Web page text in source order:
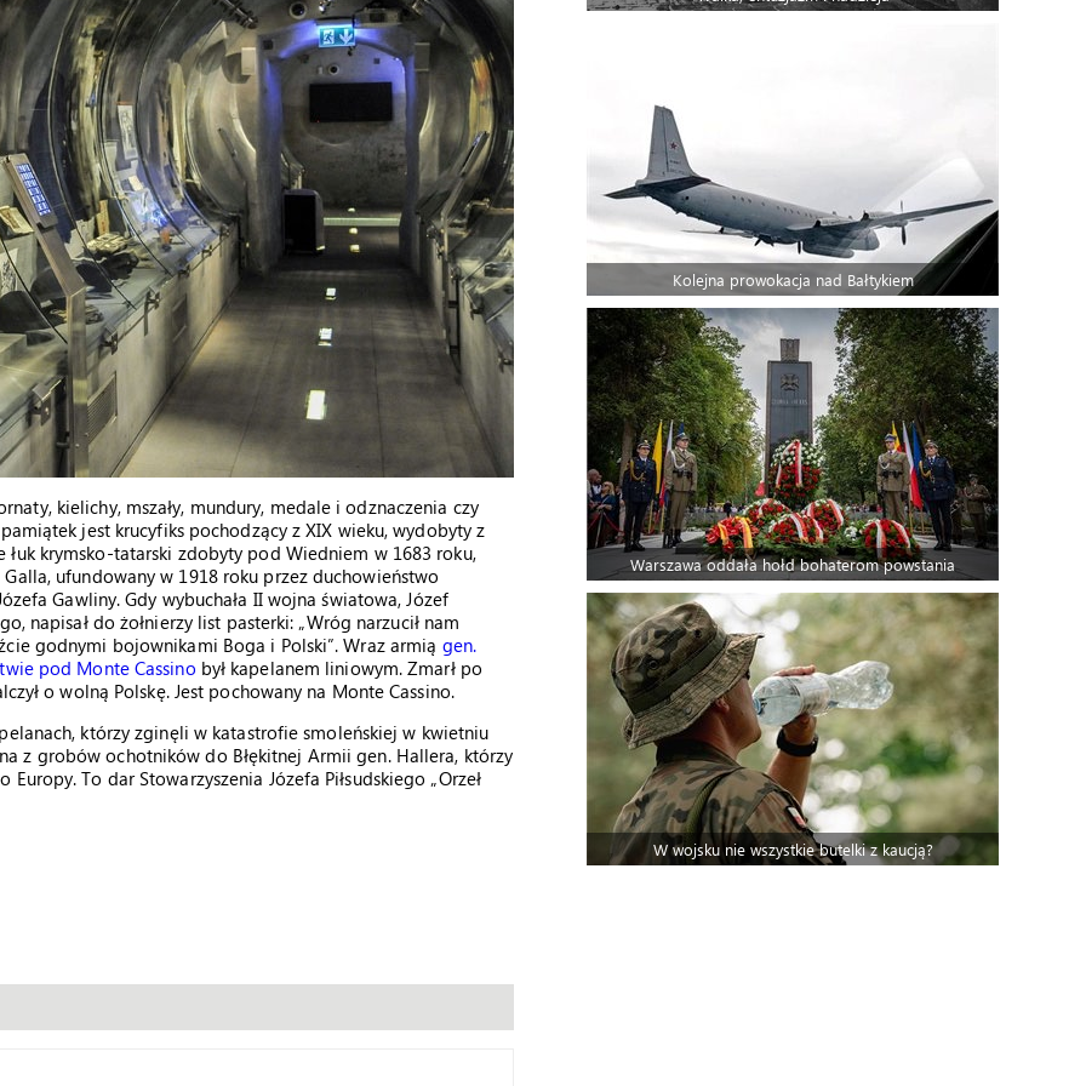
kielichy, mszały, mundury, medale i odznaczenia czy
jest krucyfiks pochodzący z XIX wieku, wydobyty z
krymsko-tatarski zdobyty pod Wiedniem w 1683 roku,
ufundowany w 1918 roku przez duchowieństwo
Gawliny. Gdy wybuchała II wojna światowa, Józef
napisał do żołnierzy list pasterki: „Wróg narzucił nam
godnymi bojownikami Boga i Polski”. Wraz armią gen.
pod Monte Cassino był kapelanem liniowym. Zmarł po
o wolną Polskę. Jest pochowany na Monte Cassino.
którzy zginęli w katastrofie smoleńskiej w kwietniu
z grobów ochotników do Błękitnej Armii gen. Hallera, którzy
To dar Stowarzyszenia Józefa Piłsudskiego „Orzeł
Kolejna prowokacja nad Bałtykiem
Warszawa oddała hołd bohaterom powstania
W wojsku nie wszystkie butelki z kaucją?